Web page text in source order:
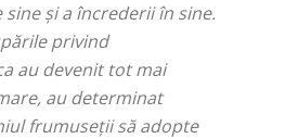
și a încrederii în sine.
privind
au devenit tot mai
au determinat
frumuseții să adopte